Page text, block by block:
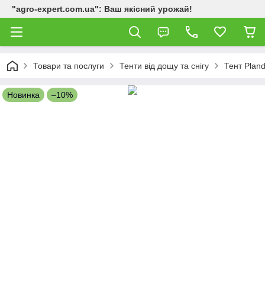
"agro-expert.com.ua": Ваш якісний урожай!
Товари та послуги Тенти від дощу та снігу Тент
Новинка –10%